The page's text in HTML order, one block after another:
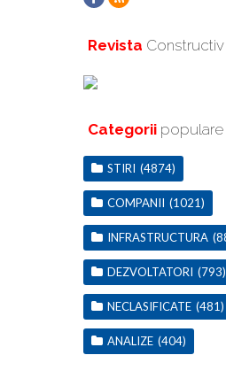
Revista Constructiv
Categorii populare
STIRI (4874)
COMPANII (1021)
INFRASTRUCTURA
DEZVOLTATORI (793)
NECLASIFICATE (481)
ANALIZE (404)